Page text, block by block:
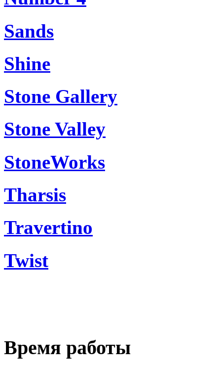
Sands
Shine
Stone Gallery
Stone Valley
StoneWorks
Tharsis
Travertino
Twist
Время работы